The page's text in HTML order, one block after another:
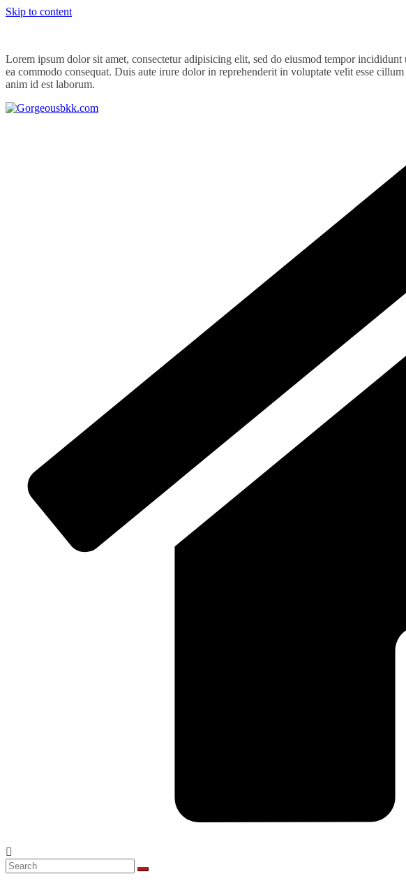
Skip to content
Lorem ipsum dolor sit amet, consectetur adipisicing elit, sed do eiusmod tempor
ea commodo consequat. Duis aute irure dolor in reprehenderit in voluptate velit esse
anim id est laborum.